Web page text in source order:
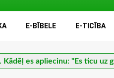
E-BĪBELE E-TICĪBA
Kādēļ es apliecinu: "Es ticu uz